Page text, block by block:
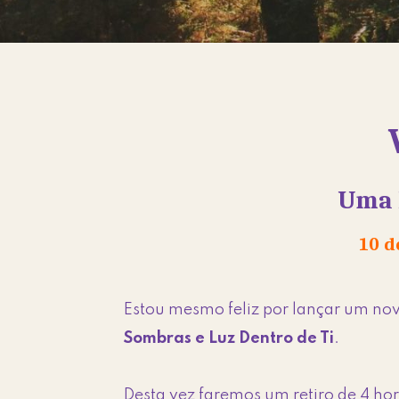
10
Estou mesmo feliz por lançar um
Sombras e Luz Dentro de Ti.
Desta vez faremos um retiro de 4